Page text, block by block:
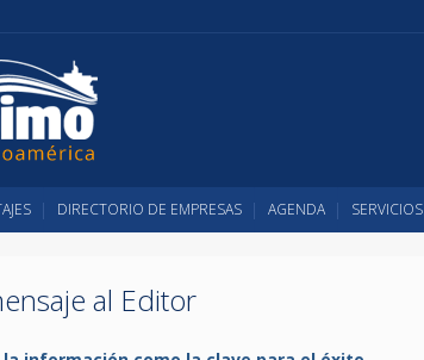
DIRECTORIO DE EMPRESAS AGENDA SERVICIOS
al Editor